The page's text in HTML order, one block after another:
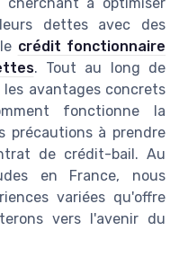
cherchant à optimiser
dettes avec des
crédit fonctionnaire
. Tout au long de
avantages concrets
fonctionne la
précautions à prendre
de crédit-bail. Au
en France, nous
variées qu'offre
vers l'avenir du